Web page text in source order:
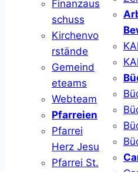
Finanzaus
schuss
Kirchenvo
rstände
Gemeind
eteams
Webteam
Pfarreien
Pfarrei
Herz Jesu
Pfarrei St.